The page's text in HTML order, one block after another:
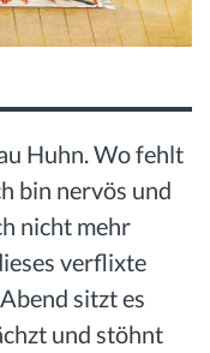
Huhn. Wo fehlt
bin nervös und
nicht mehr
verflixte
sitzt es
und stöhnt